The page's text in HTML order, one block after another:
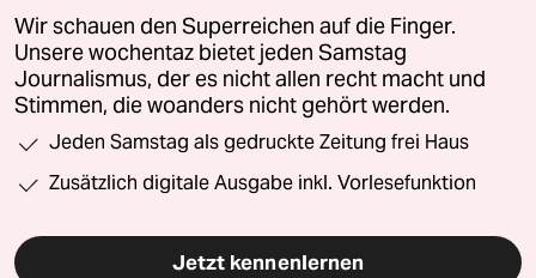
Wir schauen den Superreichen auf die Finger.
Unsere wochentaz bietet jeden Samstag
Journalismus, der es nicht allen recht macht und
Stimmen, die woanders nicht gehört werden.
Jeden Samstag als gedruckte Zeitung frei Haus
Zusätzlich digitale Ausgabe inkl. Vorlesefunktion
Jetzt kennenlernen